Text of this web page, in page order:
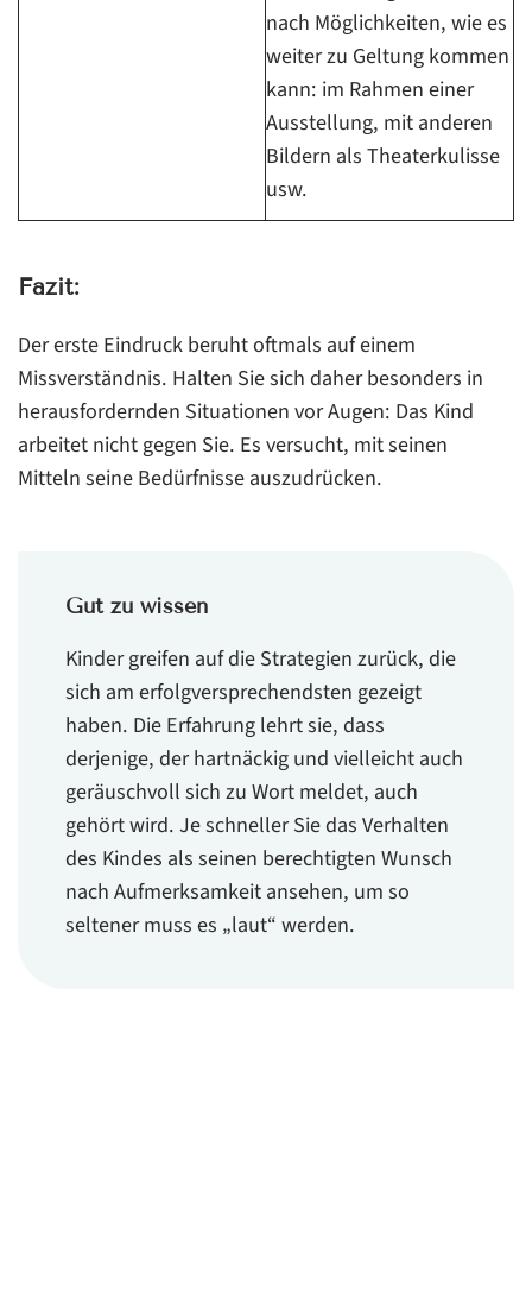
nach Möglichkeiten, wie es
weiter zu Geltung kommen
kann: im Rahmen einer
Ausstellung, mit anderen
Bildern als Theaterkulisse
usw.
Fazit:
Der erste Eindruck beruht oftmals auf einem
Missverständnis. Halten Sie sich daher besonders in
herausfordernden Situationen vor Augen: Das Kind
arbeitet nicht gegen Sie. Es versucht, mit seinen
Mitteln seine Bedürfnisse auszudrücken.
Gut zu wissen
Kinder greifen auf die Strategien zurück, die
sich am erfolgversprechendsten gezeigt
haben. Die Erfahrung lehrt sie, dass
derjenige, der hartnäckig und vielleicht auch
geräuschvoll sich zu Wort meldet, auch
gehört wird. Je schneller Sie das Verhalten
des Kindes als seinen berechtigten Wunsch
nach Aufmerksamkeit ansehen, um so
seltener muss es „laut“ werden.